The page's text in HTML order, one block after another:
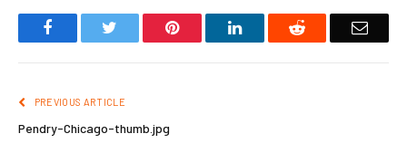
Facebook Pinterest LinkedIn Reddit Email
PREVIOUS ARTICLE
Pendry-Chicago-thumb.jpg